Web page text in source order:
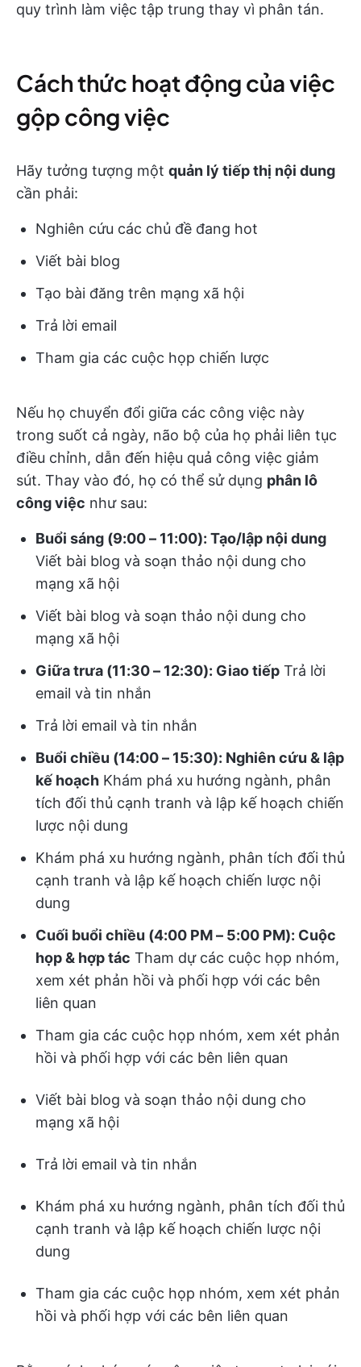
quy trình làm việc tập trung thay vì phân tán.
Cách thức hoạt động của việc
gộp công việc
Hãy tưởng tượng một quản lý tiếp thị nội dung
cần phải:
Nghiên cứu các chủ đề đang hot
Viết bài blog
Tạo bài đăng trên mạng xã hội
Trả lời email
Tham gia các cuộc họp chiến lược
Nếu họ chuyển đổi giữa các công việc này
trong suốt cả ngày, não bộ của họ phải liên tục
điều chỉnh, dẫn đến hiệu quả công việc giảm
sút. Thay vào đó, họ có thể sử dụng phân lô
công việc như sau:
Buổi sáng (9:00 – 11:00): Tạo/lập nội dung
Viết bài blog và soạn thảo nội dung cho
mạng xã hội
Viết bài blog và soạn thảo nội dung cho
mạng xã hội
Giữa trưa (11:30 – 12:30): Giao tiếp Trả lời
email và tin nhắn
Trả lời email và tin nhắn
Buổi chiều (14:00 – 15:30): Nghiên cứu & lập
kế hoạch Khám phá xu hướng ngành, phân
tích đối thủ cạnh tranh và lập kế hoạch chiến
lược nội dung
Khám phá xu hướng ngành, phân tích đối thủ
cạnh tranh và lập kế hoạch chiến lược nội
dung
Cuối buổi chiều (4:00 PM – 5:00 PM): Cuộc
họp & hợp tác Tham dự các cuộc họp nhóm,
xem xét phản hồi và phối hợp với các bên
liên quan
Tham gia các cuộc họp nhóm, xem xét phản
hồi và phối hợp với các bên liên quan
Viết bài blog và soạn thảo nội dung cho
mạng xã hội
Trả lời email và tin nhắn
Khám phá xu hướng ngành, phân tích đối thủ
cạnh tranh và lập kế hoạch chiến lược nội
dung
Tham gia các cuộc họp nhóm, xem xét phản
hồi và phối hợp với các bên liên quan